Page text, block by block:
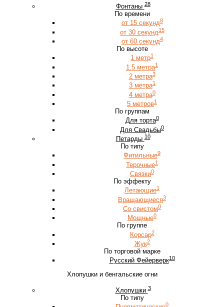
Фонтаны 28
По времени
от 15 секунд8
от 30 секунд15
от 60 секунд4
По высоте
1 метр1
1.5 метра1
2 метра3
3 метра1
4 метра0
5 метров1
По группам
Для торта0
Для Свадьбы0
Петарды 10
По типу
Фитильные9
Терочные1
Связки0
По эффекту
Летающие1
Вращающиеся3
Со свистом0
Мощные0
По группе
Корсар2
Жук2
По торговой марке
Русский Фейерверк10
Хлопушки и бенгальские огни
Хлопушки 3
По типу
0